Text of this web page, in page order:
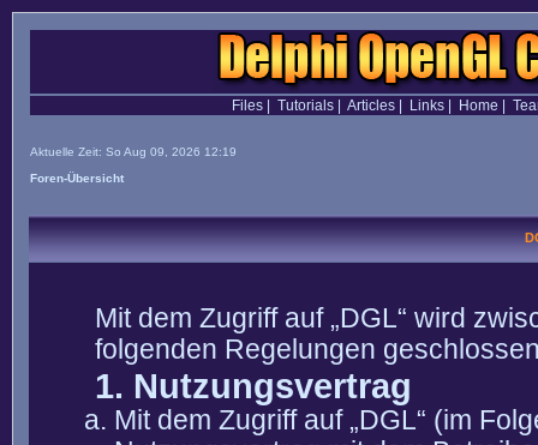
Files| Tutorials| Articles| Links| Home
Aktuelle Zeit: So Aug 09, 2026 12:19
Foren-Übersicht
Mit dem Zugriff auf „DGL“ wird
folgenden Regelungen
1. Nutzungsvertrag
Mit dem Zugriff auf „DGL“ (im